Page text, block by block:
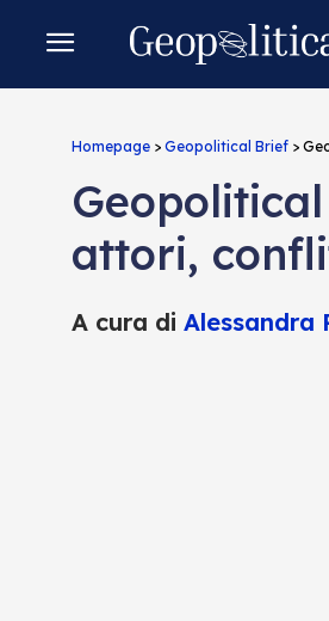
Homepage > Geopolitical Brief >
attori,
A cura di Alessandra